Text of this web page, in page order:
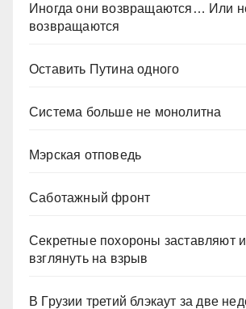
Иногда они возвращаются… Или
возвращаются
Оставить Путина одного
Система больше не монолитна
Мэрская отповедь
Саботажный фронт
Секретные похороны заставляют
взглянуть на взрыв
В Грузии третий блэкаут за две